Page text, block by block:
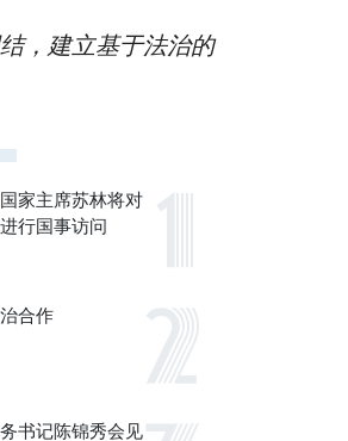
，建立基于法治的
家主席苏林将对
行国事访问
合作
书记陈锦秀会见